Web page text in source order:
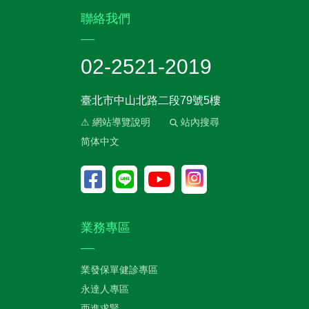
聯絡我們
02-2521-2019
臺北市中山北路二段79號5樓
⚠ 網站導覽說明
站內搜尋
简体中文
業務專區
業發保單健診專區
永達人專區